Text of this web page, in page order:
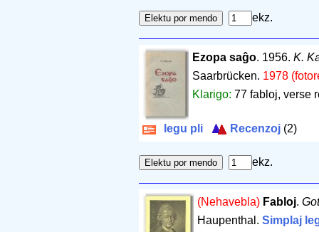
ekz.
Ezopa saĝo. 1956. K.
Saarbrücken. 1978
Klarigo: 77 fabloj, verse
legu pli Recenzoj (2)
ekz.
(Nehavebla) Fabloj.
Haupenthal. Simplaj